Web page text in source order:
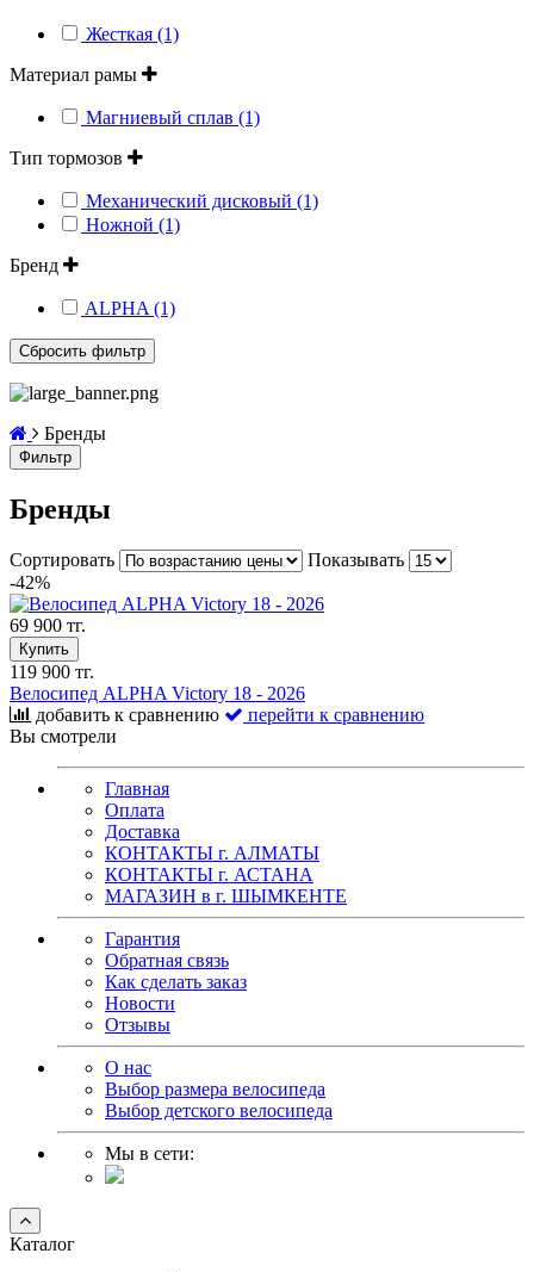
Жесткая (1)
Материал рамы
Магниевый сплав (1)
Тип тормозов
Механический дисковый (1)
Ножной (1)
Бренд
ALPHA (1)
Бренды
Фильтр
Бренды
Сортировать
Показывать
-42%
69 900 тг.
Купить
119 900 тг.
Велосипед ALPHA Victory 18 - 2026
добавить к сравнению
перейти к сравнению
Вы смотрели
Главная
Оплата
Доставка
КОНТАКТЫ г. АЛМАТЫ
КОНТАКТЫ г. АСТАНА
МАГАЗИН в г. ШЫМКЕНТЕ
Гарантия
Обратная связь
Как сделать заказ
Новости
Отзывы
О нас
Выбор размера велосипеда
Выбор детского велосипеда
Мы в сети:
Каталог